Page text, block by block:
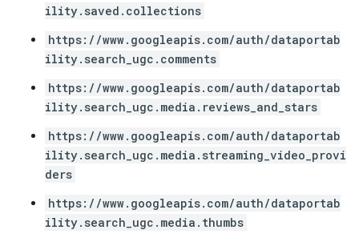
ility.saved.collections
https://www.googleapis.com/auth/dataportab
ility.search_ugc.comments
https://www.googleapis.com/auth/dataportab
ility.search_ugc.media.reviews_and_stars
https://www.googleapis.com/auth/dataportab
ility.search_ugc.media.streaming_video_provi
ders
https://www.googleapis.com/auth/dataportab
ility.search_ugc.media.thumbs